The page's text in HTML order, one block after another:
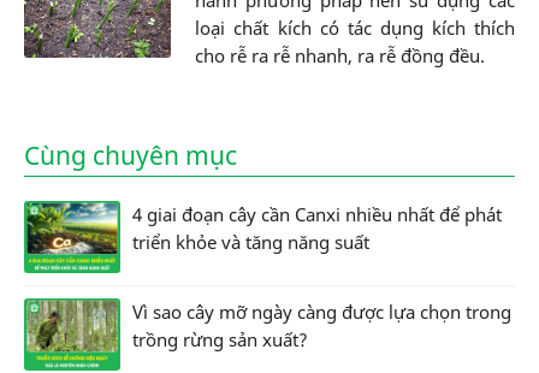
loại chất kích có tác dụng kích thích
cho rễ ra rễ nhanh, ra rễ đồng đều.
Cùng chuyên mục
4 giai đoạn cây cần Canxi nhiều nhất để phát
triển khỏe và tăng năng suất
Vì sao cây mỡ ngày càng được lựa chọn trong
trồng rừng sản xuất?